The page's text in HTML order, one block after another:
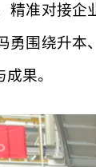
精准对接
围绕升本
果。